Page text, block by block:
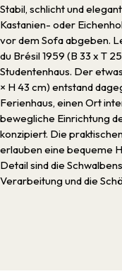
Stabil, schlicht und
Kastanien- oder
vor dem Sofa abgeben.
du Brésil 1959 (B 33 x T
Studentenhaus. Der
× H 43 cm) entstand
Ferienhaus, einen Ort
bewegliche Einrichtung
konzipiert. Die
erlauben eine bequeme
Detail sind die
Verarbeitung und die